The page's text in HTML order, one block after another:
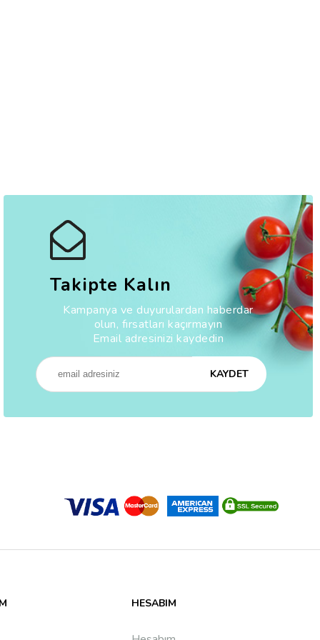
Takipte Kalın
Kampanya ve duyurulardan haberdar
olun, fırsatları kaçırmayın
Email adresinizi kaydedin
KAYDET
HESABIM